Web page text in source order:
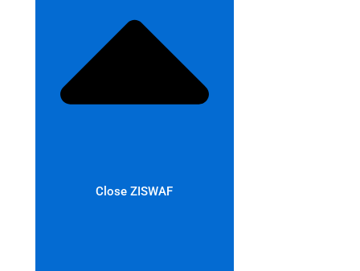
Close ZISWAF